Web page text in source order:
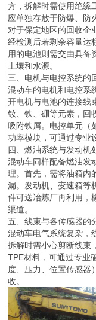
方，拆解时需使用绝缘
应单独存放于防爆、防
对于保定地区的回收企
经检测后若剩余容量达
用的电池则需交由具备
土壤和水源。
三、电机与电控系统的
混动车的电机和电控系
开电机与电池的连接线
钕、铁、硼等元素，回
吸附铁屑。电控单元（
功率模块，可通过专业
四、燃油系统与发动机
混动车同样配备燃油发
理。首先，需将油箱内
漏。发动机、变速箱等
件可送冶炼厂再利用，
渠道。
五、线束与各传感器的
混动车电气系统复杂，
拆解时需小心剪断线束
TPE材料，可通过专业
度、压力、位置传感器
收。